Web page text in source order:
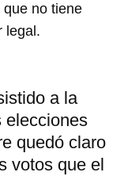
no tiene
legal.
a la
elecciones
quedó claro
votos que el